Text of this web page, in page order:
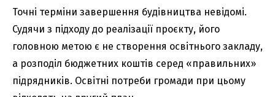
Точні терміни завершення будівництва невідомі.
Судячи з підходу до реалізації проєкту, його
головною метою є не створення освітнього закладу,
а розподіл бюджетних коштів серед «правильних»
підрядників. Освітні потреби громади при цьому